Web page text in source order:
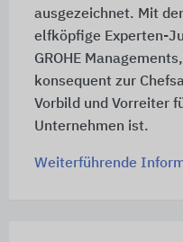
ausgezeichnet. Mit
elfköpfige Experten-
GROHE
konsequent zur
Vorbild und Vorreiter
Unternehmen ist.
Weiterführende